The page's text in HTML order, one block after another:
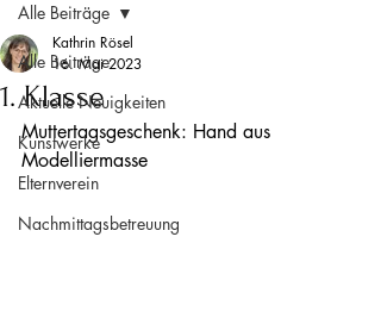
Alle Beiträge
Aktuelle Neuigkeiten
Kunstwerke
Elternverein
Nachmittagsbetreuung
Alle Beiträge
1. Klasse
Kathrin Rösel
16. Mai 2023
Muttertagsgeschenk: Hand aus
Modelliermasse